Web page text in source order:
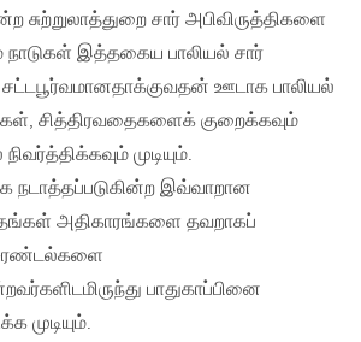
சார் அபிவிருத்திகளை
இத்தகைய பாலியல் சார்
ஊடாக பாலியல்
சித்திரவதைகளைக் குறைக்கவும்
முடியும்.
நடாத்தப்படுகின்ற இவ்வாறான
அதிகாரங்களை தவறாகப்
பாதுகாப்பினை
முடியும்.